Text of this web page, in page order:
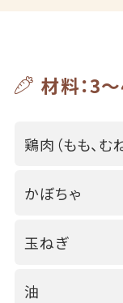
材料：3
鶏肉（もも、む
かぼちゃ
玉ねぎ
油